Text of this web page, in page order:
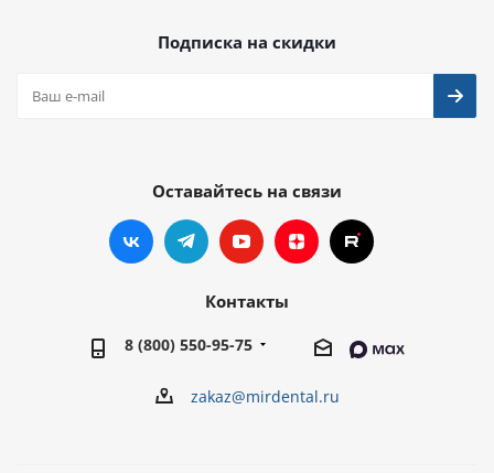
Подписка на скидки
Оставайтесь на связи
Контакты
8 (800) 550-95-75
zakaz@mirdental.ru